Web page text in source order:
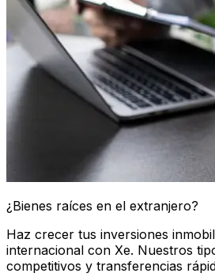
¿Bienes raíces en el extranjero?
Haz crecer tus inversiones
internacional con Xe. Nuestros
competitivos y transferencias